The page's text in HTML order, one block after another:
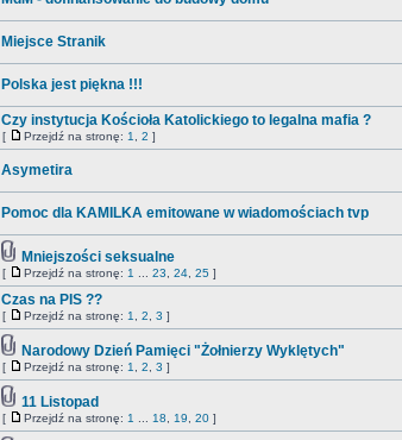
Miejsce Stranik
Polska jest piękna !!!
Czy instytucja Kościoła Katolickiego to legalna mafia ?
[ Przejdź na stronę: 1 2 ]
Asymetira
Pomoc dla KAMILKA emitowane w wiadomościach tvp
Mniejszości seksualne
[ Przejdź na stronę: 1 23 24 25 ]
Czas na PIS ??
[ Przejdź na stronę: 1 2 3 ]
Narodowy Dzień Pamięci "Żołnierzy Wyklętych"
[ Przejdź na stronę: 1 2 3 ]
11 Listopad
[ Przejdź na stronę: 1 18 19 20 ]